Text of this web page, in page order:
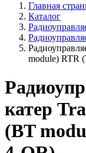
Главная
Каталог
module) RTR
катер
(BT